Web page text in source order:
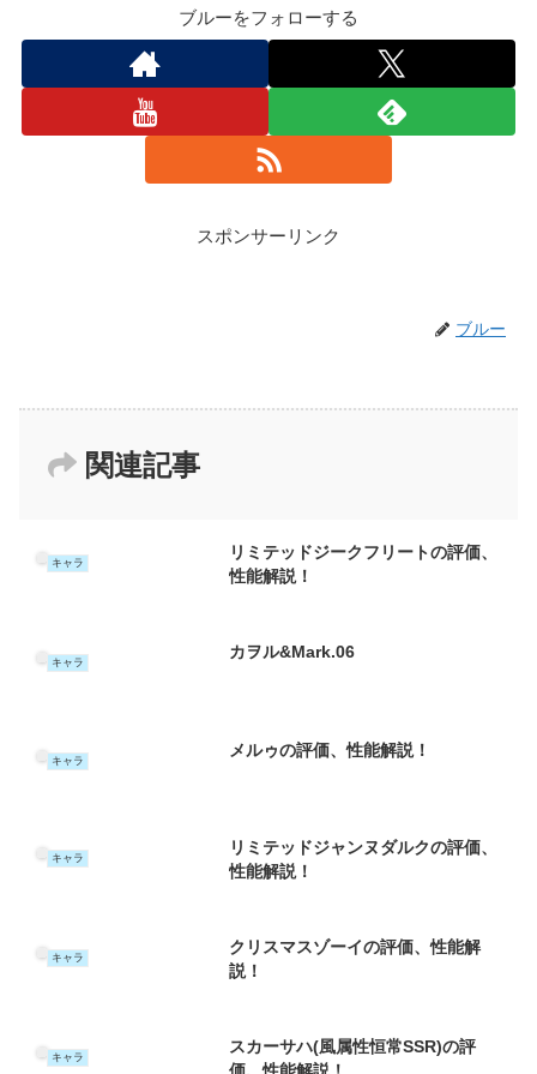
ブルーをフォローする
スポンサーリンク
ブルー
関連記事
キャラ
リミテッドジークフリートの評価、
性能解説！
キャラ
カヲル&Mark.06
キャラ
メルゥの評価、性能解説！
キャラ
リミテッドジャンヌダルクの評価、
性能解説！
キャラ
クリスマスゾーイの評価、性能解
説！
キャラ
スカーサハ(風属性恒常SSR)の評